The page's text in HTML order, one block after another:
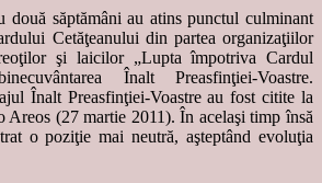
două săptămâni au atins punctul culminant
Cetăţeanului din partea organizaţiilor
şi laicilor „Lupta împotriva Cardul
Înalt Preasfinţiei-Voastre.
Înalt Preasfinţiei-Voastre au fost citite la
Areos (27 martie 2011). În acelaşi timp însă
o poziţie mai neutră, aşteptând evoluţia